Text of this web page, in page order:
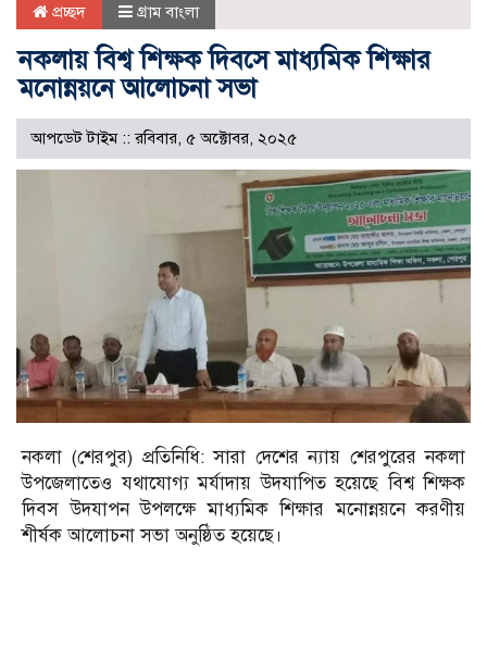
প্রচ্ছদ গ্রাম বাংলা
নকলায় বিশ্ব শিক্ষক দিবসে মাধ্যমিক শিক্ষার
মনোন্নয়নে আলোচনা সভা
আপডেট টাইম :: রবিবার, ৫ অক্টোবর, ২০২৫
নকলা (শেরপুর) প্রতিনিধি: সারা দেশের ন্যায় শেরপুরের নকলা
উপজেলাতেও যথাযোগ্য মর্যাদায় উদযাপিত হয়েছে বিশ্ব শিক্ষক
দিবস উদযাপন উপলক্ষে মাধ্যমিক শিক্ষার মনোন্নয়নে করণীয়
শীর্ষক আলোচনা সভা অনুষ্ঠিত হয়েছে।